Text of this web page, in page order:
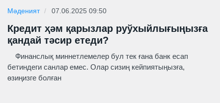
Мәденият 07.06.2025 09:50
Кредит ҳәм қарызлар руўхыйлығыңызға
қандай тәсир етеди?
Финанслық миннетлемелер бул тек ғана банк есап
бетиндеги санлар емес. Олар сизиң кейпиятыңызға,
өзиңизге болған